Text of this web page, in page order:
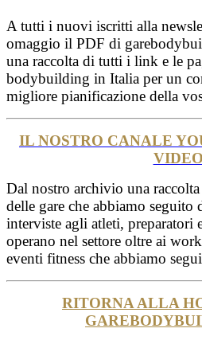
A tutti i nuovi iscritti alla
omaggio il PDF di
una raccolta di tutti i link e le
bodybuilding in Italia per un
migliore pianificazione della
IL NOSTRO CANALE
VIDEO
Dal nostro archivio una
delle gare che abbiamo seguito
interviste agli atleti, preparatori
operano nel settore oltre ai
eventi fitness che abbiamo
RITORNA ALLA